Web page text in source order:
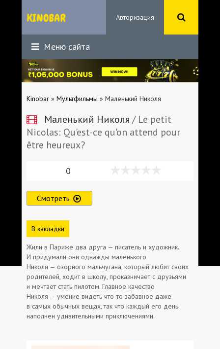
Авторизация
Меню сайта
Kinobar » Мультфильмы » Маленький Николя
Маленький Николя / Le petit
Nicolas: Qu'est-ce qu'on attend pour
être heureux?
0
Смотреть
В закладки
Жили в Париже два друга — писатель и художник.
И придумали они однажды маленького
Николя — озорного мальчугана, который любит своих
родителей, ходит в школу, проказничает с друзьями
и мечтает стать пилотом. Главное качество
Николя — умение видеть что-то забавное даже
в самых обычных вещах, так что каждый его день
наполнен удивительными приключениями.